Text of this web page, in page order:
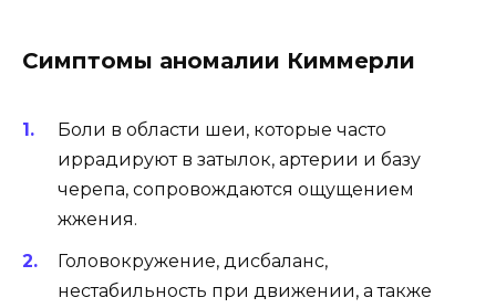
Симптомы аномалии Киммерли
Боли в области шеи, которые часто
иррадируют в затылок, артерии и базу
черепа, сопровождаются ощущением
жжения.
Головокружение, дисбаланс,
нестабильность при движении, а также